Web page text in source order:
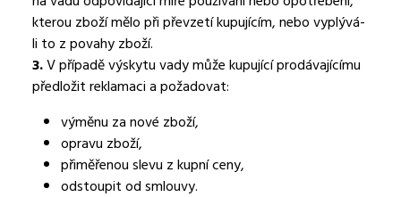
kterou zboží mělo při převzetí kupujícím, nebo vyplývá-
li to z povahy zboží.
3.V případě výskytu vady může kupující prodávajícímu
předložit reklamaci a požadovat:
výměnu za nové zboží,
opravu zboží,
přiměřenou slevu z kupní ceny,
odstoupit od smlouvy.